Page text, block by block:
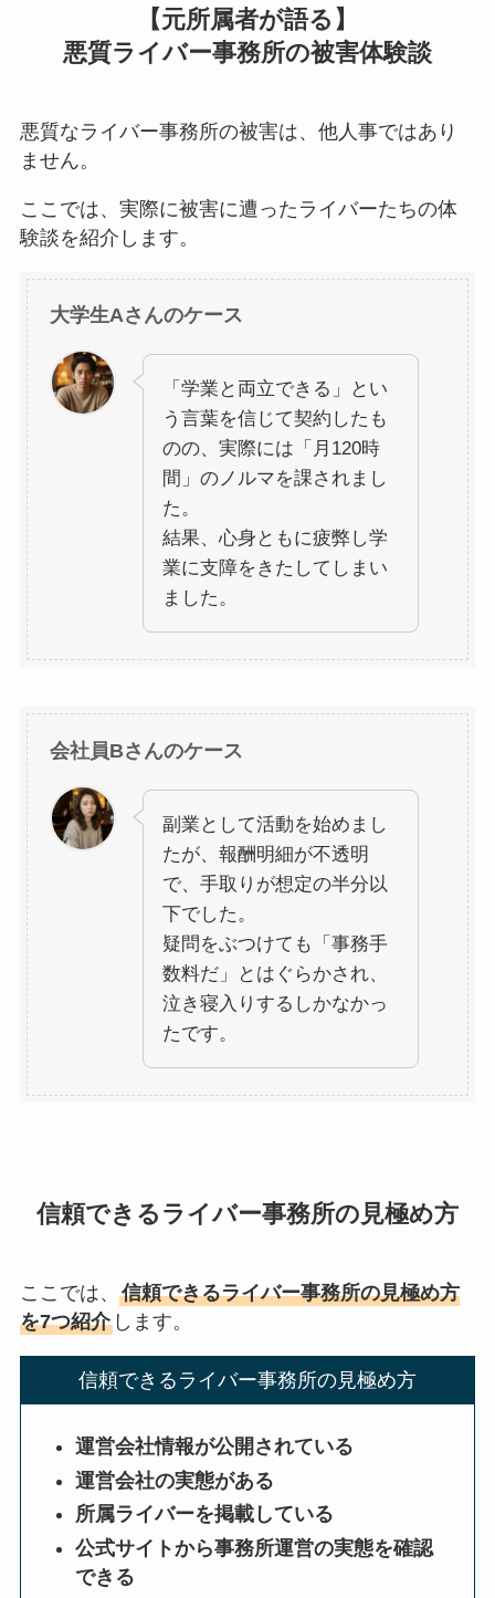
【元所属者が語る】
悪質ライバー事務所の被害体験談
悪質なライバー事務所の被害は、他人事ではあり
ません。
ここでは、実際に被害に遭ったライバーたちの体
験談を紹介します。
大学生Aさんのケース
「学業と両立できる」とい
う言葉を信じて契約したも
のの、実際には「月120時
間」のノルマを課されまし
た。
結果、心身ともに疲弊し学
業に支障をきたしてしまい
ました。
会社員Bさんのケース
副業として活動を始めまし
たが、報酬明細が不透明
で、手取りが想定の半分以
下でした。
疑問をぶつけても「事務手
数料だ」とはぐらかされ、
泣き寝入りするしかなかっ
たです。
信頼できるライバー事務所の見極め方
ここでは、 信頼できるライバー事務所の見極め方
を7つ紹介します。
信頼できるライバー事務所の見極め方
運営会社情報が公開されている
運営会社の実態がある
所属ライバーを掲載している
公式サイトから事務所運営の実態を確認
できる